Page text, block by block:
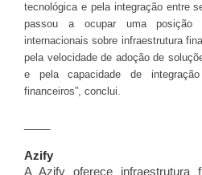
tecnológica e pela integração entre
passou a ocupar uma posição
internacionais sobre infraestrutura
pela velocidade de adoção de
e pela capacidade de
financeiros”, conclui.
Azify
A Azify oferece infraestrutura